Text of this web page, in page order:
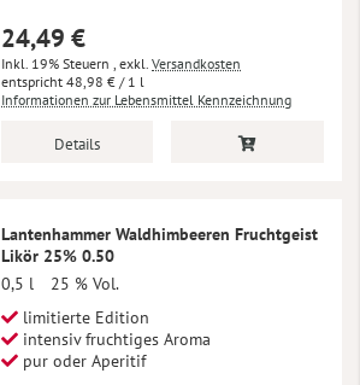
24,49 €
Inkl. 19% Steuern , exkl. Versandkosten
48,98 € / 1 l
Informationen zur Lebensmittel Kennzeichnung
Details
Lantenhammer Waldhimbeeren Fruchtgeist
Likör 25% 0.50
0,5 l
25 % Vol.
limitierte Edition
intensiv fruchtiges Aroma
pur oder Aperitif